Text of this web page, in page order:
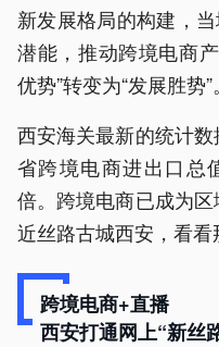
新发展格局的构建，
潜能，推动跨境电商
优势”转变为“发展胜势”。
西安海关最新的统计
省跨境电商进出口总
倍。跨境电商已成为
近丝路古城西安，看看
跨境电商+直播
西安打通网上“新丝